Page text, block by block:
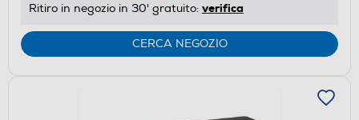
Ritiro in negozio in 30' gratuito: verifica
CERCA NEGOZIO